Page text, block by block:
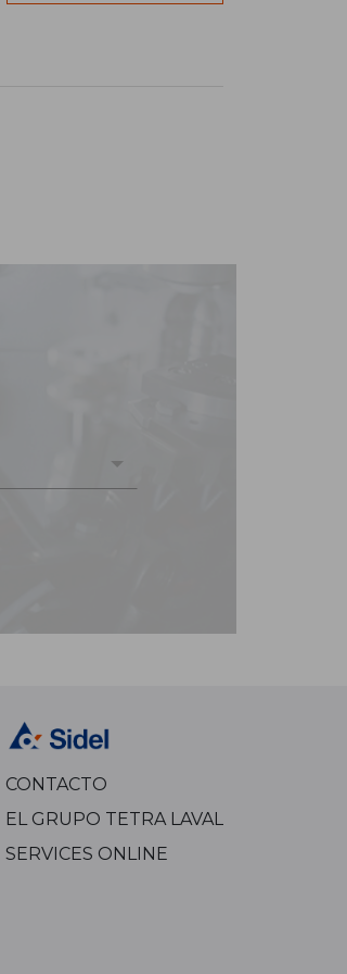
CONTACTO
EL GRUPO TETRA LAVAL
SERVICES ONLINE